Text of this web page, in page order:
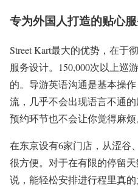
专为外国人打造的贴心
Street Kart最大的优势，在于
服务设计。150,000次以上巡
的。导游英语沟通是基本操
流，几乎不会出现语言不通
预约环节也不会让你觉得麻烦
在东京设有6家门店，从涩谷
很方便。对于在有限的停留
说，能轻松安排进行程里真的